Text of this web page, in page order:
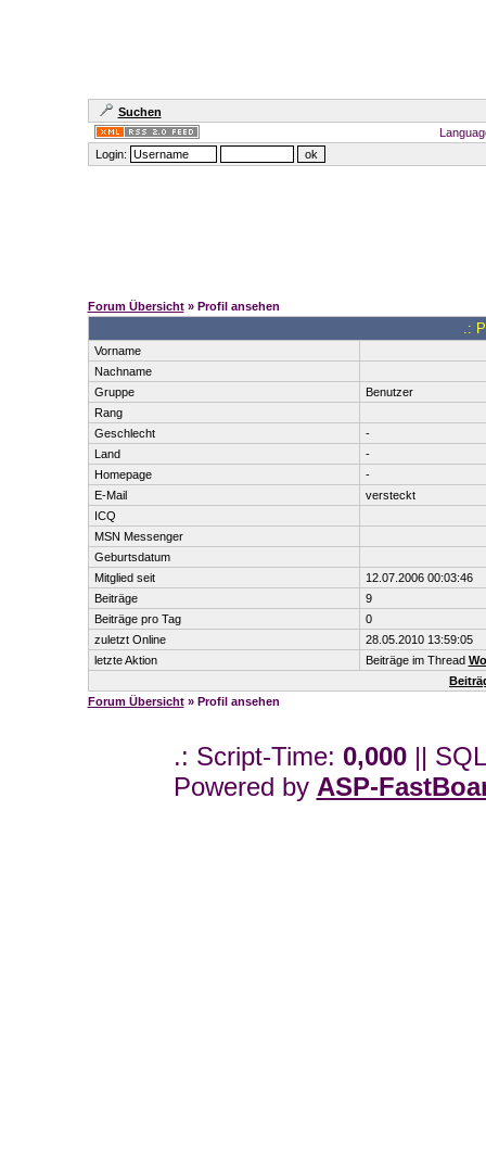
Suchen
Login:
Forum Übersicht» Profil ansehen
.:
Vorname
Nachname
Gruppe
Benutzer
Rang
Geschlecht
-
Land
-
Homepage
-
E-Mail
versteckt
ICQ
MSN Messenger
Geburtsdatum
Mitglied seit
12.07.2006 00:03:46
Beiträge
9
Beiträge pro Tag
0
zuletzt Online
28.05.2010 13:59:05
letzte Aktion
Beiträge im Thread
Forum Übersicht» Profil ansehen
.: Script-Time: 0,000||
Powered by ASP-